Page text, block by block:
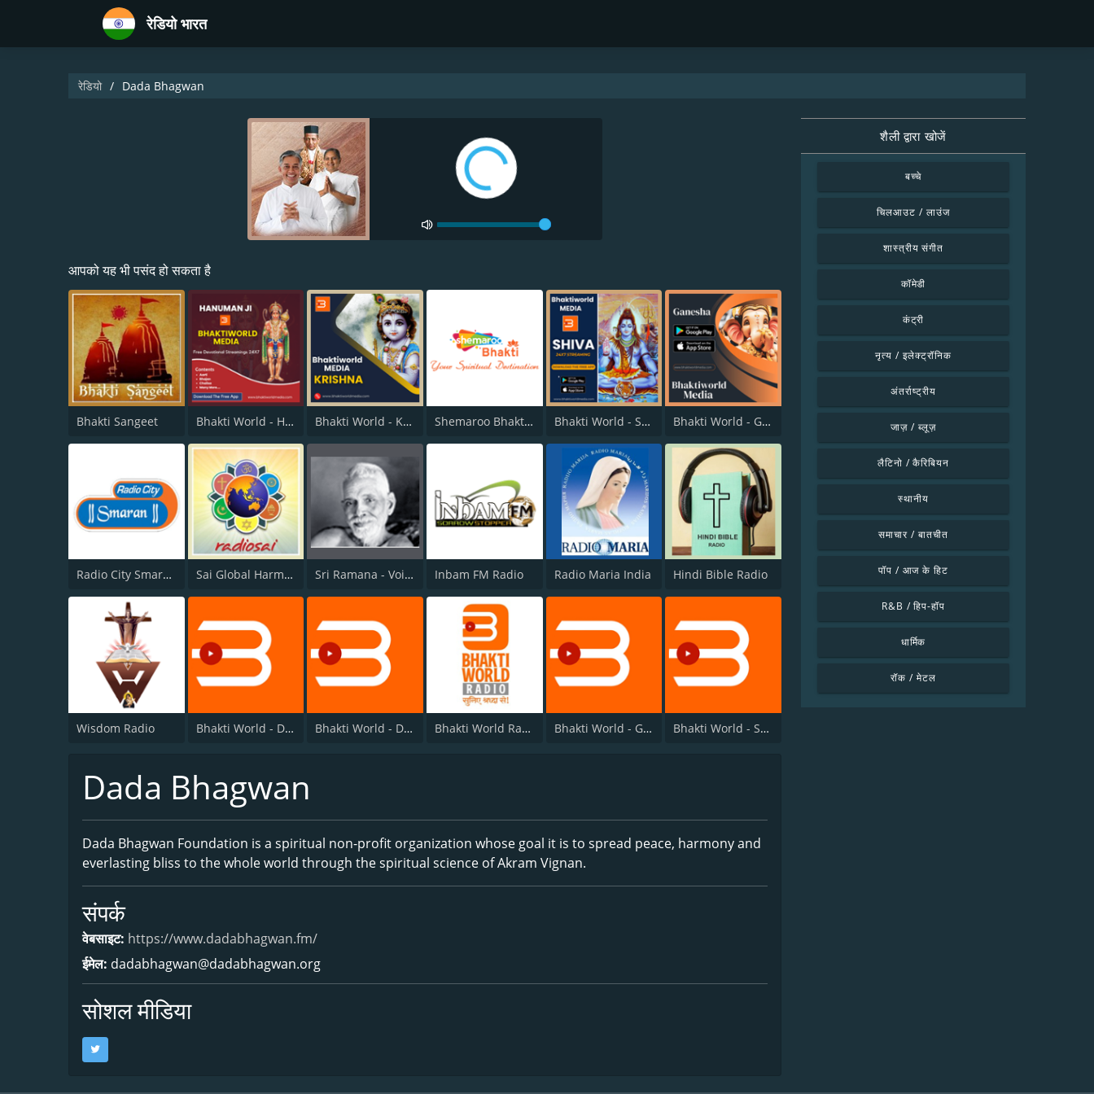
रेडियो भारत
रेडियो Dada Bhagwan
आपको यह भी पसंद हो सकता है
Bhakti Sangeet Bhakti World - Hanuman Bhakti World - Krishna Shemaroo Bhakti Radio Bhakti World - Shiva Bhakti World - Ganesha
Radio City Smaran Sai Global Harmony Sri Ramana - Voice of Arunachala Inbam FM Radio Radio Maria India Hindi Bible Radio
Wisdom Radio Bhakti World - Devi Maa Bhakti World - Dhyan Bhakti World Radio Bhakti World - Guruvar Bhakti World - Shri Ram
Dada Bhagwan
Dada Bhagwan Foundation is a spiritual non-profit organization whose goal it is to spread peace, harmony and
everlasting bliss to the whole world through the spiritual science of Akram Vignan.
संपर्क
वेबसाइट: https://www.dadabhagwan.fm/
ईमेल: dadabhagwan@dadabhagwan.org
सोशल मीडिया
शैली द्वारा खोजें
बच्चे
चिलआउट / लाउंज
शास्त्रीय संगीत
कॉमेडी
कंट्री
नृत्य / इलेक्ट्रॉनिक
अंतर्राष्ट्रीय
जाज़ / ब्लूज़
लैटिनो / कैरिबियन
स्थानीय
समाचार / बातचीत
पॉप / आज के हिट
R&B / हिप-हॉप
धार्मिक
रॉक / मेटल